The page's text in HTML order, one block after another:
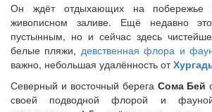
Он ждёт отдыхающих на побережье
живописном заливе. Ещё недавно
пустынным, но и сейчас здесь
белые пляжи, девственная флора и
важно, небольшая удалённость от
Северный и восточный берега Сома Бей
своей подводной флорой и